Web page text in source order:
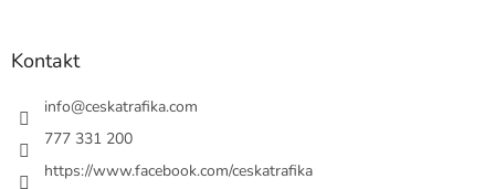
k
Kontakt
info@ceskatrafika.com
777 331 200
https://www.facebook.com/ceskatrafika